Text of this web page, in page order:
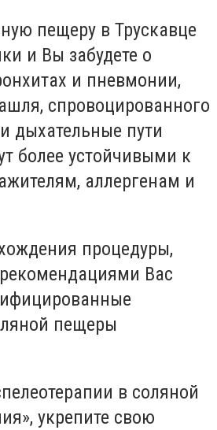
пещеру в Трускавце
и Вы забудете о
и пневмонии,
спровоцированного
дыхательные пути
более устойчивыми к
аллергенам и
процедуры,
Вас
пещеры
в соляной
укрепите свою